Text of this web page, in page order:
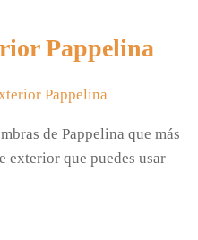
Pappelina
de Pappelina que más
exterior que puedes usar